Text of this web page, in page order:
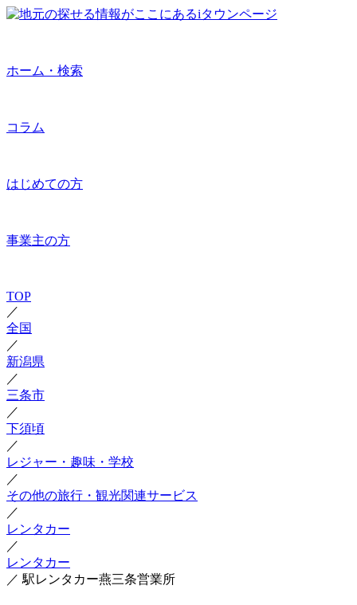
ホーム・検索
コラム
はじめての方
事業主の方
TOP
／
全国
／
新潟県
／
三条市
／
下須頃
／
レジャー・趣味・学校
／
その他の旅行・観光関連サービス
／
レンタカー
／
レンタカー
／ 駅レンタカー燕三条営業所